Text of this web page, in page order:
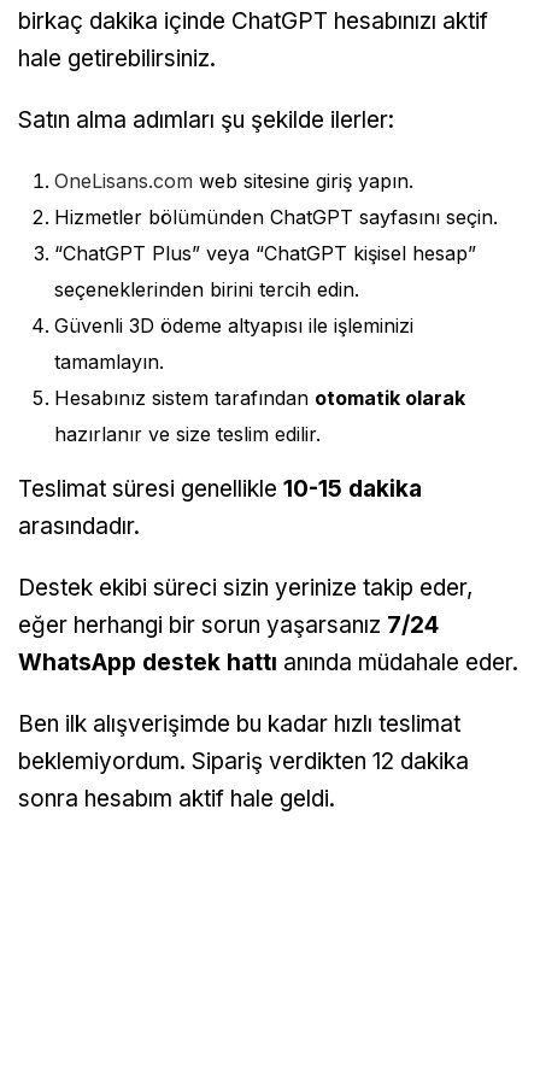
birkaç dakika içinde ChatGPT hesabınızı aktif
hale getirebilirsiniz.
Satın alma adımları şu şekilde ilerler:
OneLisans.com web sitesine giriş yapın.
Hizmetler bölümünden ChatGPT sayfasını seçin.
“ChatGPT Plus” veya “ChatGPT kişisel hesap”
seçeneklerinden birini tercih edin.
Güvenli 3D ödeme altyapısı ile işleminizi
tamamlayın.
Hesabınız sistem tarafından otomatik olarak
hazırlanır ve size teslim edilir.
Teslimat süresi genellikle 10-15 dakika
arasındadır.
Destek ekibi süreci sizin yerinize takip eder,
eğer herhangi bir sorun yaşarsanız 7/24
WhatsApp destek hattı anında müdahale eder.
Ben ilk alışverişimde bu kadar hızlı teslimat
beklemiyordum. Sipariş verdikten 12 dakika
sonra hesabım aktif hale geldi.